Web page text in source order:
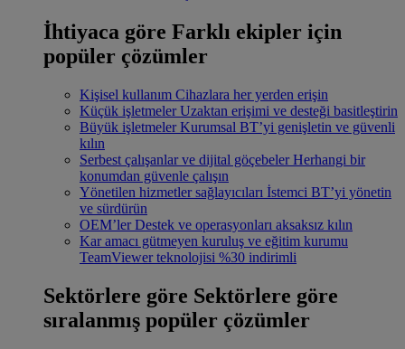
İhtiyaca göre Farklı ekipler için
popüler çözümler
Kişisel kullanım Cihazlara her yerden erişin
Küçük işletmeler Uzaktan erişimi ve desteği basitleştirin
Büyük işletmeler Kurumsal BT’yi genişletin ve güvenli
kılın
Serbest çalışanlar ve dijital göçebeler Herhangi bir
konumdan güvenle çalışın
Yönetilen hizmetler sağlayıcıları İstemci BT’yi yönetin
ve sürdürün
OEM’ler Destek ve operasyonları aksaksız kılın
Kar amacı gütmeyen kuruluş ve eğitim kurumu
TeamViewer teknolojisi %30 indirimli
Sektörlere göre Sektörlere göre
sıralanmış popüler çözümler